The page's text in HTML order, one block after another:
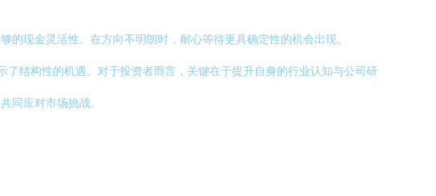
的现金灵活性。在方向不明朗时，耐心等待更具确定性的机会出现。
结构性的机遇。对于投资者而言，关键在于提升自身的行业认知与公司研
同应对市场挑战。